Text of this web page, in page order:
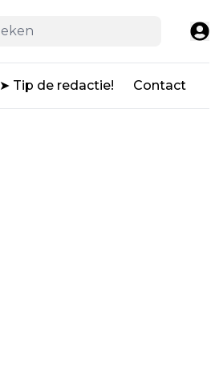
➤ Tip de redactie! Contact